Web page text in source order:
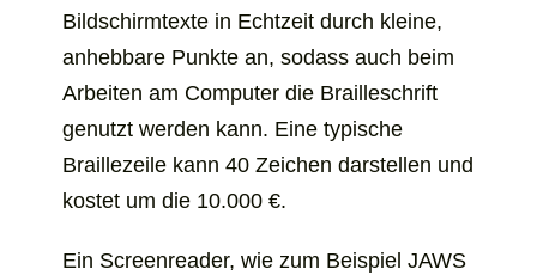
Bildschirmtexte in Echtzeit durch kleine,
anhebbare Punkte an, sodass auch beim
Arbeiten am Computer die Brailleschrift
genutzt werden kann. Eine typische
Braillezeile kann 40 Zeichen darstellen und
kostet um die 10.000 €.
Ein Screenreader, wie zum Beispiel JAWS